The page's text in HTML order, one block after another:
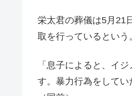
栄太君の葬儀は5月21
取を行っているという
「息子によると、イ
す。暴力行為をしてい